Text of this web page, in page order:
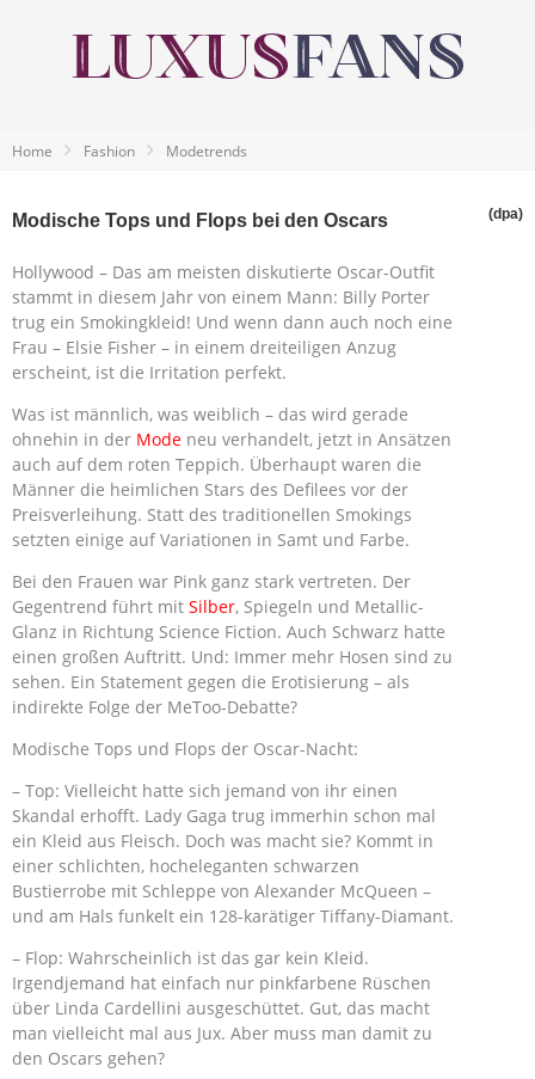
Home Fashion Modetrends
Modische Tops und Flops bei den Oscars (dpa)
Hollywood – Das am meisten diskutierte Oscar-Outfit
stammt in diesem Jahr von einem Mann: Billy Porter
trug ein Smokingkleid! Und wenn dann auch noch eine
Frau – Elsie Fisher – in einem dreiteiligen Anzug
erscheint, ist die Irritation perfekt.
Was ist männlich, was weiblich – das wird gerade
ohnehin in der Mode neu verhandelt, jetzt in Ansätzen
auch auf dem roten Teppich. Überhaupt waren die
Männer die heimlichen Stars des Defilees vor der
Preisverleihung. Statt des traditionellen Smokings
setzten einige auf Variationen in Samt und Farbe.
Bei den Frauen war Pink ganz stark vertreten. Der
Gegentrend führt mit Silber, Spiegeln und Metallic-
Glanz in Richtung Science Fiction. Auch Schwarz hatte
einen großen Auftritt. Und: Immer mehr Hosen sind zu
sehen. Ein Statement gegen die Erotisierung – als
indirekte Folge der MeToo-Debatte?
Modische Tops und Flops der Oscar-Nacht:
– Top: Vielleicht hatte sich jemand von ihr einen
Skandal erhofft. Lady Gaga trug immerhin schon mal
ein Kleid aus Fleisch. Doch was macht sie? Kommt in
einer schlichten, hocheleganten schwarzen
Bustierrobe mit Schleppe von Alexander McQueen –
und am Hals funkelt ein 128-karätiger Tiffany-Diamant.
– Flop: Wahrscheinlich ist das gar kein Kleid.
Irgendjemand hat einfach nur pinkfarbene Rüschen
über Linda Cardellini ausgeschüttet. Gut, das macht
man vielleicht mal aus Jux. Aber muss man damit zu
den Oscars gehen?